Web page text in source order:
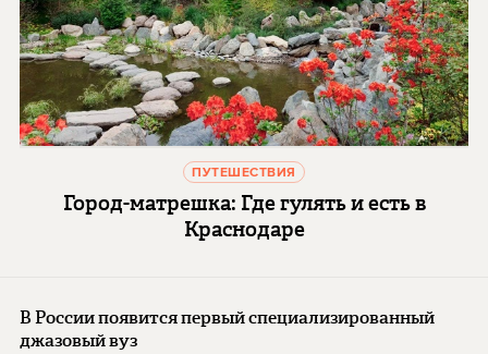
ПУТЕШЕСТВИЯ
Город-матрешка: Где гулять и есть в
Краснодаре
В России появится первый специализированный
джазовый вуз